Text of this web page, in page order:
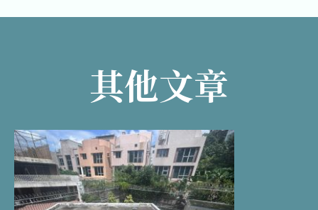
水翻新工程
其他文章